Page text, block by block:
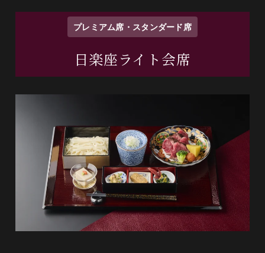
人参・豆腐・けしの実・花穂・昆布
強肴（サーモンの柚庵焼きと季節の焼き野菜
焼物（国産鰻の蒲焼きと和牛サーロインステ
ーキ）
国産鰻・和牛・生山葵
プレミアム席・スタンダード席
日楽座ライト会席